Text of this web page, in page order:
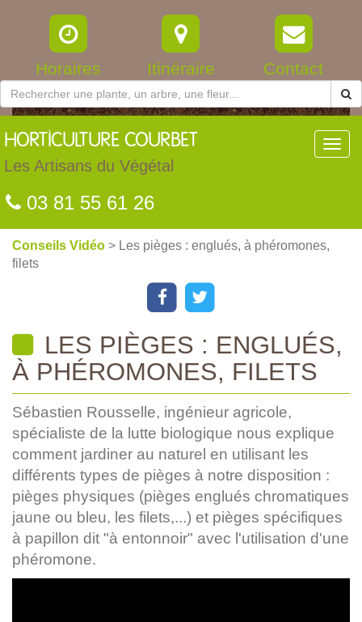
Horaires Itinéraire Contact
HORTICULTURE COURBET
Les Artisans du Végétal
03 81 55 61 26
Conseils Vidéo > Les pièges : englués, à phéromones,
filets
LES PIÈGES : ENGLUÉS,
À PHÉROMONES, FILETS
Sébastien Rousselle, ingénieur agricole,
spécialiste de la lutte biologique nous explique
comment jardiner au naturel en utilisant les
différents types de pièges à notre disposition :
pièges physiques (pièges englués chromatiques
jaune ou bleu, les filets,...) et pièges spécifiques
à papillon dit "à entonnoir" avec l'utilisation d'une
phéromone.